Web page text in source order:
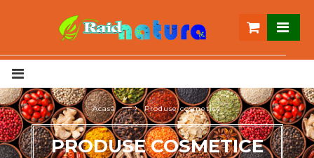
Acasă — › Produse cosmetice
PRODUSE COSMETICE